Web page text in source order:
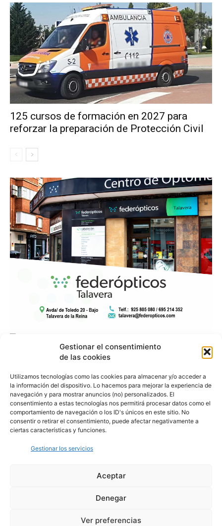
Gestionar el consentimiento
de las cookies
Utilizamos tecnologías como las cookies para almacenar y/o acceder a
la información del dispositivo. Lo hacemos para mejorar la experiencia de
navegación y para mostrar anuncios (no) personalizados. El
consentimiento a estas tecnologías nos permitirá procesar datos como el
comportamiento de navegación o los ID's únicos en este sitio. No
consentir o retirar el consentimiento, puede afectar negativamente a
ciertas características y funciones.
Gestionar los servicios
Aceptar
Denegar
Ver preferencias
125 cursos de formación en 2027 para
reforzar la preparación de Protección Civil